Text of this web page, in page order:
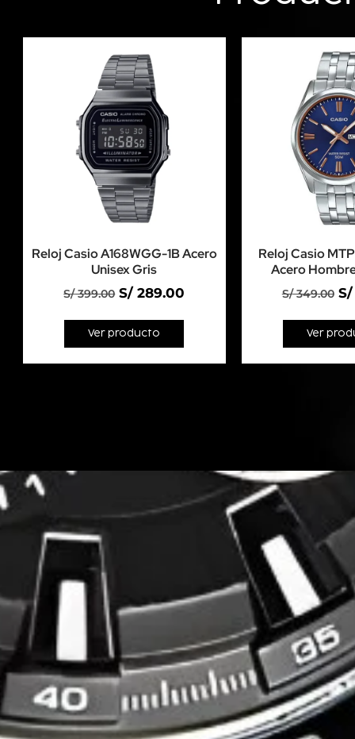
Reloj Casio A168WGG-1B Acero
Unisex Gris
S/399.00 S/ 289.00
Ver producto
Reloj Casio
Acero
S/349.00 S/
Ver